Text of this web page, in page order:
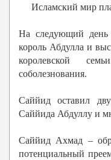
Исламский мир
На следующий день
король Абдулла и
королевской
соболезнования.
Саййид оставил
Саййида Абдуллу и
Саййид Ахмад –
потенциальный